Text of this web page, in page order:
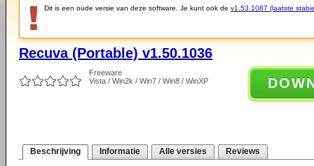
Dit is een oude versie van deze software. Je kunt ook de v1.53.1087 (laatste
Recuva (Portable) v1.50.1036
Freeware
Vista / Win2k / Win7 / Win8 / WinXP
Beschrijving Informatie Alle versies Reviews